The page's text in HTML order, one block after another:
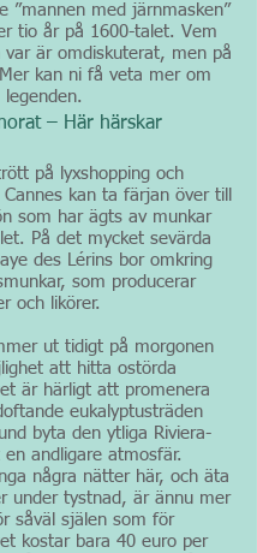
”mannen med järnmasken”
tio år på 1600-talet. Vem
var är omdiskuterat, men på
kan ni få veta mer om
– Här härskar
på lyxshopping och
kan ta färjan över till
som har ägts av munkar
På det mycket sevärda
des Lérins bor omkring
som producerar
och likörer.
ut tidigt på morgonen
att hitta ostörda
är härligt att promenera
eukalyptusträden
byta den ytliga Riviera-
andligare atmosfär.
några nätter här, och äta
under tystnad, är ännu mer
såväl själen som för
kostar bara 40 euro per